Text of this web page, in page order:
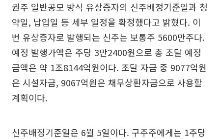
권주 일반공모 방식 유상증자의 신주배정기준일과 청
약일, 납입일 등 세부 일정을 확정했다고 밝혔다. 이
번 유상증자로 발행되는 신주는 보통주 5600만주다.
예정 발행가액은 주당 3만2400원으로 총 조달 예정
금액은 약 1조8144억원이다. 조달 자금 중 9077억원
은 시설자금, 9067억원은 채무상환자금으로 사용할
계획이다.
신주배정기준일은 6월 5일이다. 구주주에게는 1주당